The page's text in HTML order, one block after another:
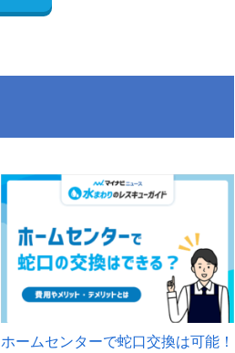
ホームセンターで蛇口交換は可能！